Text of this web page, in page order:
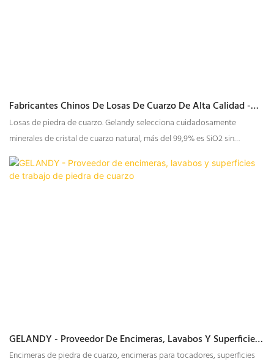
Fabricantes Chinos De Losas De Cuarzo De Alta Calidad -
GELANDY
Losas de piedra de cuarzo. Gelandy selecciona cuidadosamente
minerales de cristal de cuarzo natural, más del 99,9% es SiO2 sin
materiales dañinos de metales pesados ​​radiactivos, las losas de piedra
de cuarzo contienen más del 93% de arena de cuarzo.
GELANDY - Proveedor De Encimeras, Lavabos Y Superficies
De Trabajo De Piedra De Cuarzo
Encimeras de piedra de cuarzo, encimeras para tocadores, superficies